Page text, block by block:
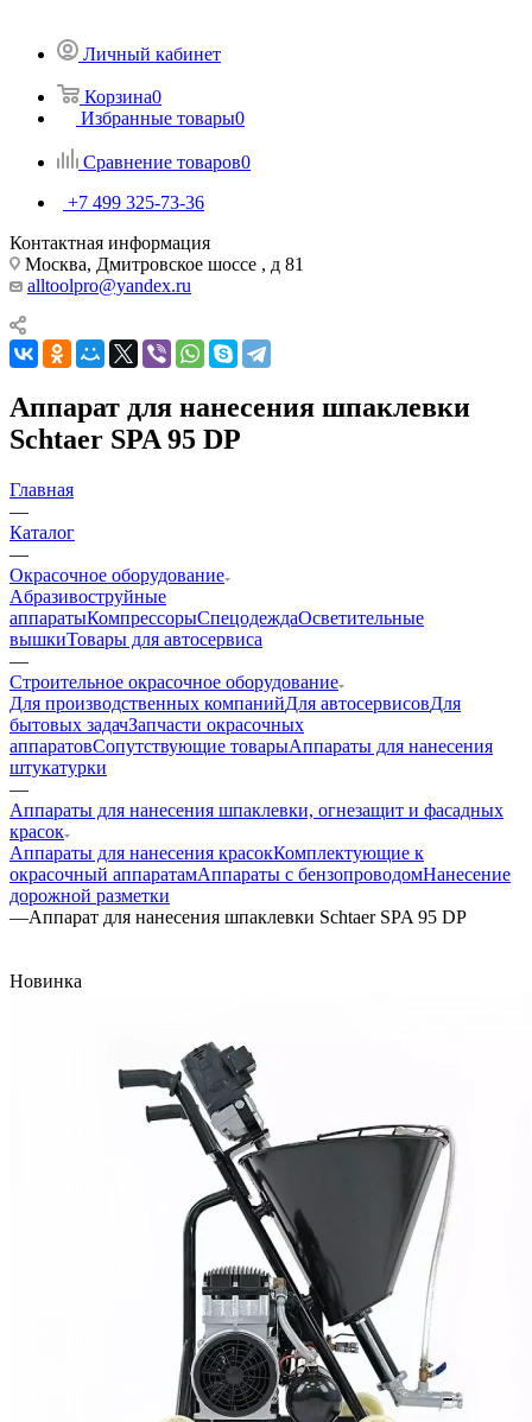
Личный кабинет
Корзина0
Избранные товары0
Сравнение товаров0
+7 499 325-73-36
Контактная информация
Москва, Дмитровское шоссе , д 81
alltoolpro@yandex.ru
Аппарат для нанесения шпаклевки
Schtaer SPA 95 DP
Главная
—
Каталог
—
Окрасочное оборудование
Aбразивоструйные
аппаратыКомпрессорыСпецодеждаОсветительные
вышкиТовары для автосервиса
—
Строительное окрасочное оборудование
Для производственных компанийДля автосервисовДля
бытовых задачЗапчасти окрасочных
аппаратовСопутствующие товарыАппараты для нанесения
штукатурки
—
Аппараты для нанесения шпаклевки, огнезащит и фасадных
красок
Аппараты для нанесения красокКомплектующие к
окрасочный аппаратамАппараты с бензопроводомНанесение
дорожной разметки
—Аппарат для нанесения шпаклевки Schtaer SPA 95 DP
Новинка